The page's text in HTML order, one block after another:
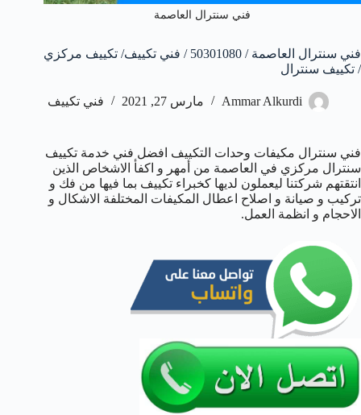
فني سنترال العاصمة
فني سنترال العاصمة / 50301080 / فني تكييف/ تكييف مركزي
/ تكييف سنترال
Ammar Alkurdi مارس 27, 2021 فني تكييف
فني سنترال مكيفات وحدات التكييف افضل فني خدمة تكييف
سنترال مركزي في العاصمة من أمهر و اكفأ الاشخاص الذين
انتقتهم شركتنا ليعملون لديها كخبراء تكييف بما فيها من فك و
تركيب و صيانة و اصلاح اعطال المكيفات المختلفة الاشكال و
الاحجام و انظمة العمل.